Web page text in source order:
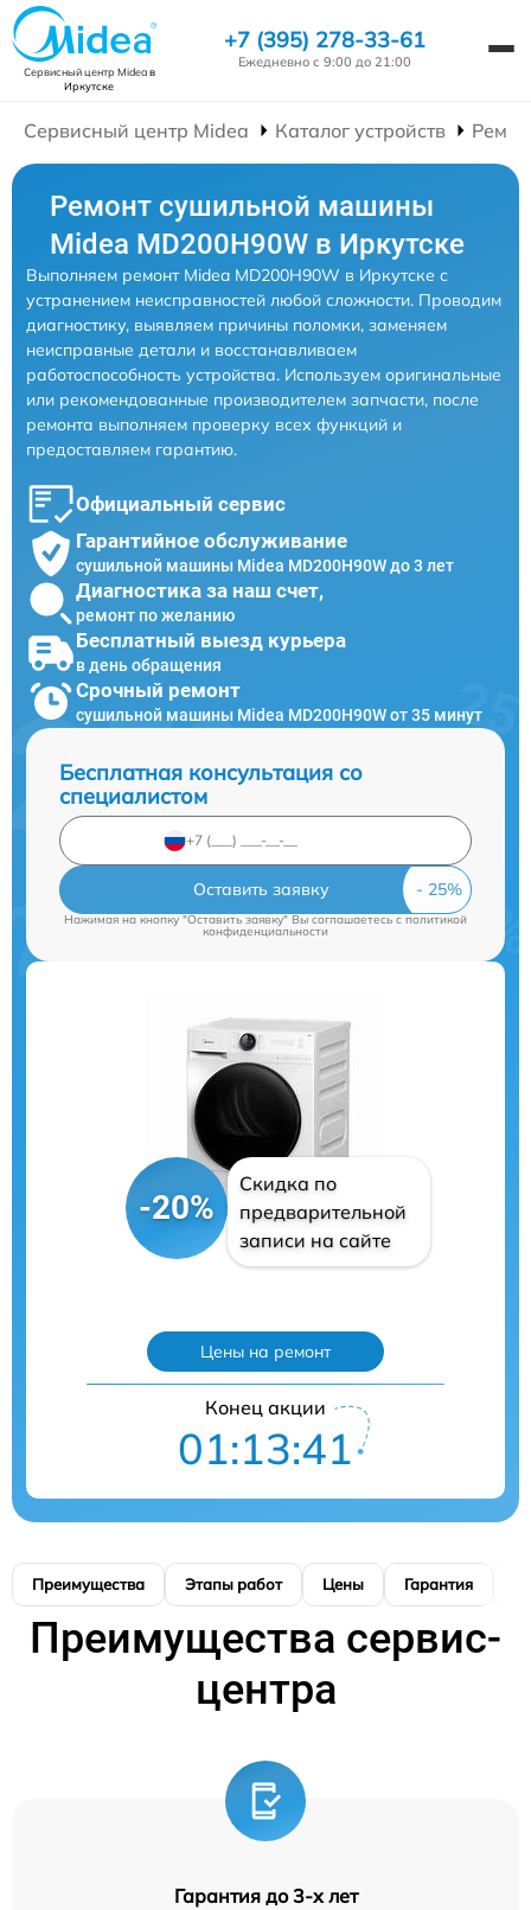
Сервисный центр Mideaв
Иркутске
+7 (395) 278-33-61
Ежедневно с 9:00 до 21:00
Сервисный центр Midea Каталог устройств
Ремонт сушильной машины
Midea MD200H90W в Иркутске
Выполняем ремонт Midea MD200H90W в Иркутске с
устранением неисправностей любой сложности. Проводим
диагностику, выявляем причины поломки, заменяем
неисправные детали и восстанавливаем
работоспособность устройства. Используем оригинальные
или рекомендованные производителем запчасти, после
ремонта выполняем проверку всех функций и
предоставляем гарантию.
Официальный сервис
Гарантийное обслуживание
сушильной машины Midea MD200H90W до 3 лет
Диагностика за наш счет,
ремонт по желанию
Бесплатный выезд курьера
в день обращения
Срочный ремонт
сушильной машины Midea MD200H90W от 35 минут
Бесплатная консультация со
специалистом
Оставить заявку
Нажимая на кнопку "Оставить заявку" Вы соглашаетесь cполитикой
конфиденциальности
-20%
Скидка по
предварительной
записи на сайте
Цены на ремонт
Конец акции
01:13:40
Преимущества Этапы работ Цены Гарантия
Преимущества сервис-
центра
Гарантия до 3-х лет